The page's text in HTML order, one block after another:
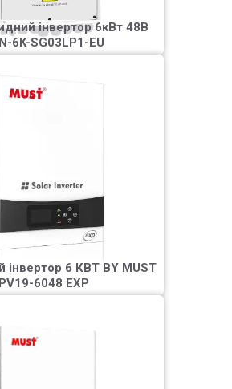
інвертор 6кВт 48В
6K-SG03LP1-EU
інвертор 6 КВТ BY MUST
PV19-6048 EXP
MUST 5200ВТ,
МППТ PV18-5248
і сонячний інвертор.
Вбудований
MPPT 80A. Є дистанційний
через WI-FI.